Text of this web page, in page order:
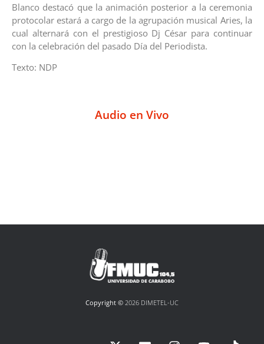
Blanco destacó que la animación posterior a la ceremonia
protocolar estará a cargo de la agrupación musical Aries, la
cual alternará con el prestigioso Dj César para continuar
con la celebración del pasado Día del Periodista.
Texto: NDP
Audio en Vivo
Copyright © 2026 DIMETEL-UC